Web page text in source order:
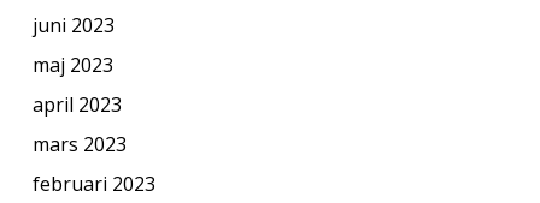
juni 2023
maj 2023
april 2023
mars 2023
februari 2023